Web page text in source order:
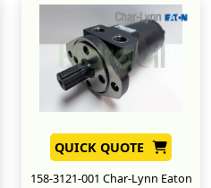
QUICK QUOTE
158-3121-001 Char-Lynn Eaton